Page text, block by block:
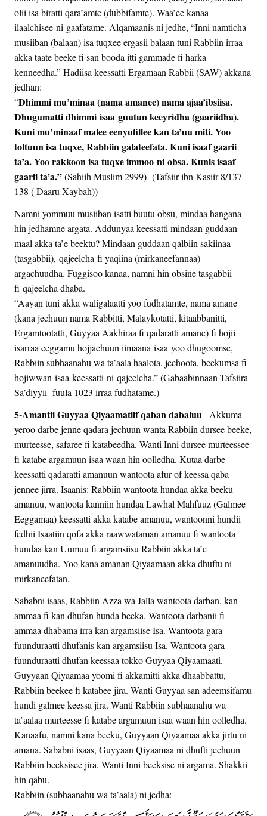
olii isa biratti qara’amte (dubbifamte). Waa’ee kanaa
ilaalchisee ni gaafatame. Alqamaanis ni jedhe, “Inni namticha
musiiban (balaan) isa tuqxee ergasii balaan tuni Rabbiin irraa
akka taate beeke fi san booda itti gammade fi harka
kenneedha.” Hadiisa keessatti Ergamaan Rabbii (SAW) akkana
jedhan:
“Dhimmi mu’minaa (nama amanee) nama ajaa’ibsiisa.
Dhugumatti dhimmi isaa guutun keeyridha (gaariidha).
Kuni mu’minaaf malee eenyufillee kan ta’uu miti. Yoo
toltuun isa tuqxe, Rabbiin galateefata. Kuni isaaf gaarii
ta’a. Yoo rakkoon isa tuqxe immoo ni obsa. Kunis isaaf
gaarii ta’a.”(Sahiih Muslim 2999) (Tafsiir ibn Kasiir 8/137-
138 ( Daaru Xaybah))
Namni yommuu musiiban isatti buutu obsu, mindaa hangana
hin jedhamne argata. Addunyaa keessatti mindaan guddaan
maal akka ta’e beektu? Mindaan guddaan qalbiin sakiinaa
(tasgabbii), qajeelcha fi yaqiina (mirkaneefannaa)
argachuudha. Fuggisoo kanaa, namni hin obsine tasgabbii
fi qajeelcha dhaba.
“Aayan tuni akka waligalaatti yoo fudhatamte, nama amane
(kana jechuun nama Rabbitti, Malaykotatti, kitaabbanitti,
Ergamtootatti, Guyyaa Aakhiraa fi qadaratti amane) fi hojii
isarraa eeggamu hojjachuun iimaana isaa yoo dhugoomse,
Rabbiin subhaanahu wa ta’aala haalota, jechoota, beekumsa fi
hojiwwan isaa keessatti ni qajeelcha.” (Gabaabinnaan Tafsiira
Sa’diyyii -fuula 1023 irraa fudhatame.)
5-Amantii Guyyaa Qiyaamatiif qaban dabaluu– Akkuma
yeroo darbe jenne qadara jechuun wanta Rabbiin dursee beeke,
murteesse, safaree fi katabeedha. Wanti Inni dursee murteessee
fi katabe argamuun isaa waan hin oolledha. Kutaa darbe
keessatti qadaratti amanuun wantoota afur of keessa qaba
jennee jirra. Isaanis: Rabbiin wantoota hundaa akka beeku
amanuu, wantoota kanniin hundaa Lawhal Mahfuuz (Galmee
Eeggamaa) keessatti akka katabe amanuu, wantoonni hundii
fedhii Isaatiin qofa akka raawwataman amanuu fi wantoota
hundaa kan Uumuu fi argamsiisu Rabbiin akka ta’e
amanuudha. Yoo kana amanan Qiyaamaan akka dhuftu ni
mirkaneefatan.
Sababni isaas, Rabbiin Azza wa Jalla wantoota darban, kan
ammaa fi kan dhufan hunda beeka. Wantoota darbanii fi
ammaa dhabama irra kan argamsiise Isa. Wantoota gara
fuunduraatti dhufanis kan argamsiisu Isa. Wantoota gara
fuunduraatti dhufan keessaa tokko Guyyaa Qiyaamaati.
Guyyaan Qiyaamaa yoomi fi akkamitti akka dhaabbattu,
Rabbiin beekee fi katabee jira. Wanti Guyyaa san adeemsifamu
hundi galmee keessa jira. Wanti Rabbiin subhaanahu wa
ta’aalaa murteesse fi katabe argamuun isaa waan hin oolledha.
Kanaafu, namni kana beeku, Guyyaan Qiyaamaa akka jirtu ni
amana. Sababni isaas, Guyyaan Qiyaamaa ni dhufti jechuun
Rabbiin beeksisee jira. Wanti Inni beeksise ni argama. Shakkii
hin qabu.
Rabbiin (subhaanahu wa ta’aala) ni jedha: